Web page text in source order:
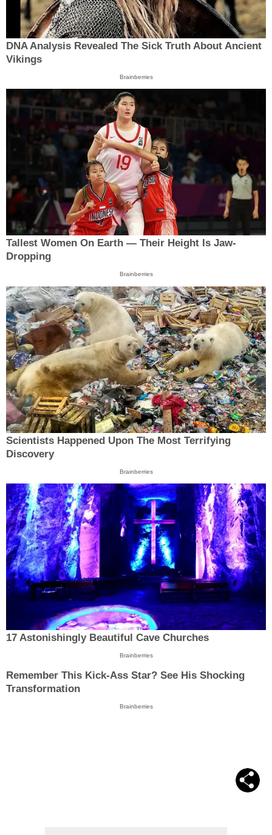
DNA Analysis Revealed The Sick Truth About Ancient
Vikings
Brainberries
Tallest Women On Earth — Their Height Is Jaw-
Dropping
Brainberries
Scientists Happened Upon The Most Terrifying
Discovery
Brainberries
17 Astonishingly Beautiful Cave Churches
Brainberries
Remember This Kick-Ass Star? See His Shocking
Transformation
Brainberries